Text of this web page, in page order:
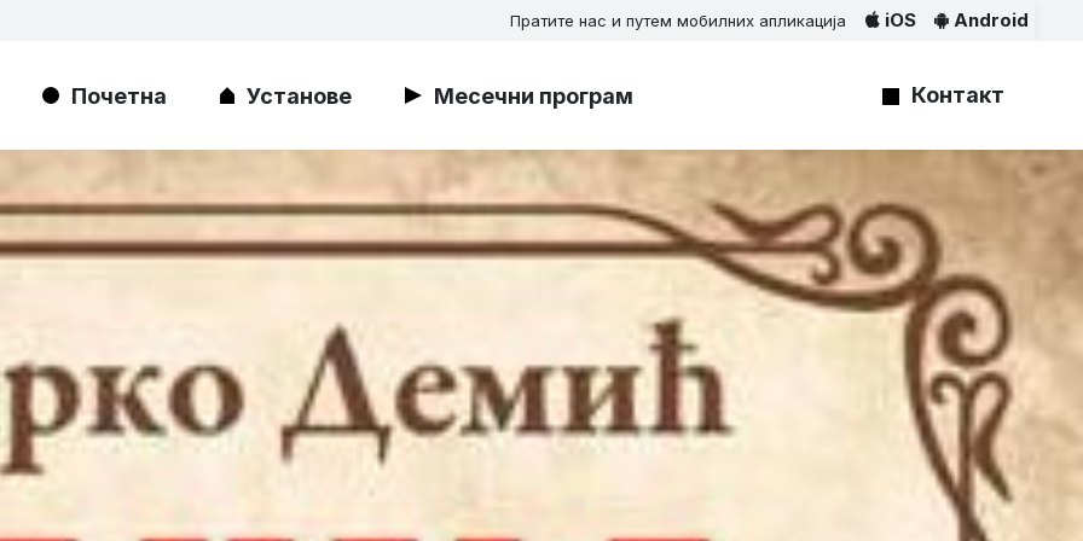
Пратите нас и путем мобилних апликација Android
iOS
Почетна Установе Месечни програм Контакт